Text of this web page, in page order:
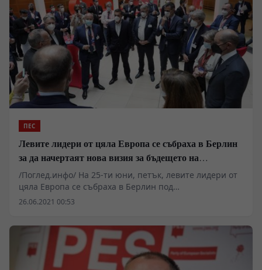
ПЕС
Левите лидери от цяла Европа се събраха в Берлин
за да начертаят нова визия за бъдещето на
Европейския съюз
/Поглед.инфо/ На 25-ти юни, петък, левите лидери от
цяла Европа се събраха в Берлин под
председателството на Сергей Станишев за голямата
конференцията е кръстена "С кураж. За Европа" -
защото амбицията на социалдемократи и социалисти
не е просто да подкрепят Германската
26.06.2021 00:53